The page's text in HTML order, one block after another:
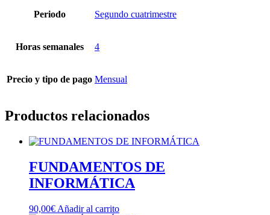
Periodo Segundo cuatrimestre
Horas semanales 4
Precio y tipo de pago Mensual
Productos relacionados
FUNDAMENTOS DE
INFORMÁTICA
90,00€ Añadir al carrito